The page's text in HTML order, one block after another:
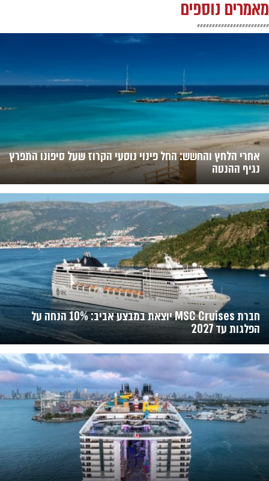
מאמרים נוספים
אחרי הלחץ והחשש: החל פינוי נוסעי הקרוז שעל סיפונו התפרץ
נגיף ההנטה
חברת MSC Cruises יוצאת במבצע אביב: 10% הנחה על
הפלגות עד 2027